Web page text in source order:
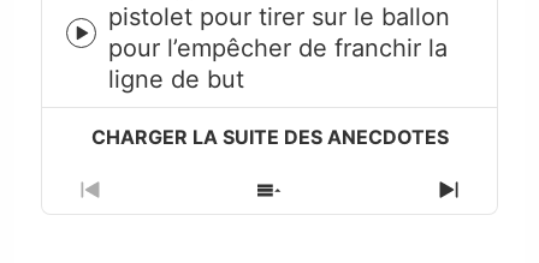
Episode
play
icon
pistolet pour tirer sur le ballon
pour l’empêcher de franchir la
ligne de but
Previous
Episode
Show
Episodes
Next
Episode